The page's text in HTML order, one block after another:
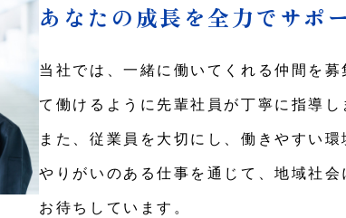
あなたの成長を全力でサポ
当社では、一緒に働いてくれる仲間を
て働けるように先輩社員が丁寧に指導し
また、従業員を大切にし、働きやすい
やりがいのある仕事を通じて、地域社
お待ちしています。